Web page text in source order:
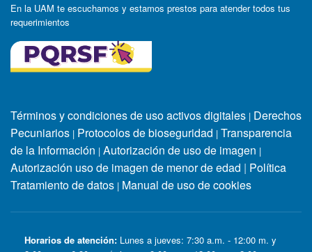
En la UAM te escuchamos y estamos prestos para atender todos tus
requerimientos
Términos y condiciones de uso activos digitales | Derechos
Pecuniarios | Protocolos de bioseguridad | Transparencia
de la Información | Autorización de uso de imagen |
Autorización uso de imagen de menor de edad | Política
Tratamiento de datos | Manual de uso de cookies
Horarios de atención: Lunes a jueves: 7:30 a.m. - 12:00 m. y